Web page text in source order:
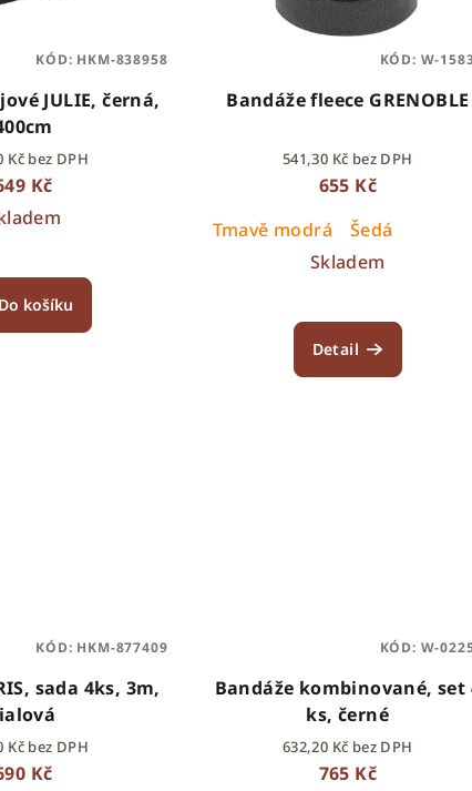
JULIE, černá,
Kč bez DPH
Kč
Do košíku
KÓD: HKM-838958
Bandáže fleece GRENOBLE
541,30 Kč bez DPH
655 Kč
Tmavě modrá
Šedá
Skladem
Detail
KÓD: W-
sada 4ks, 3m,
Kč bez DPH
Kč
KÓD: HKM-877409
Bandáže kombinované, set
ks, černé
632,20 Kč bez DPH
765 Kč
KÓD: W-